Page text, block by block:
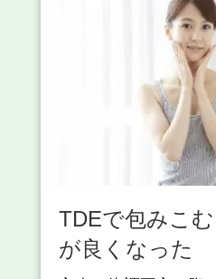
TDEで包みこ
が良くなった